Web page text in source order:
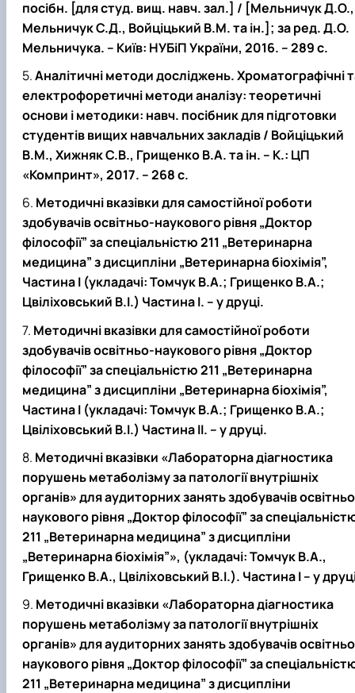
посібн. [для студ. вищ. навч. зал.] / [Мельничук Д.О.,
Мельничук С.Д., Войціцький В.М. та ін.]; за ред. Д.О.
Мельничука. – Київ: НУБіП України, 2016. – 289 с.
Аналітичні методи досліджень. Хроматографічні
електрофоретичні методи аналізу: теоретичні
основи і методики: навч. посібник для підготовки
студентів вищих навчальних закладів / Войціцький
В.М., Хижняк С.В., Грищенко В.А. та ін. – К.: ЦП
«Компринт», 2017. – 268 с.
Методичні вказівки для самостійної роботи
здобувачів освітньо-наукового рівня „Доктор
філософії” за спеціальністю 211 „Ветеринарна
медицина” з дисципліни „Ветеринарна біохімія”,
Частина I (укладачі: Томчук В.А.; Грищенко В.А.;
Цвіліховський В.І.) Частина I. – у друці.
Методичні вказівки для самостійної роботи
здобувачів освітньо-наукового рівня „Доктор
філософії” за спеціальністю 211 „Ветеринарна
медицина” з дисципліни „Ветеринарна біохімія”,
Частина I (укладачі: Томчук В.А.; Грищенко В.А.;
Цвіліховський В.І.) Частина II. – у друці.
Методичні вказівки «Лабораторна діагностика
порушень метаболізму за патології внутрішніх
органів» для аудиторних занять здобувачів
наукового рівня „Доктор філософії” за
211 „Ветеринарна медицина” з дисципліни
„Ветеринарна біохімія”», (укладачі: Томчук В.А.,
Грищенко В.А., Цвіліховський В.І.). Частина I – у
Методичні вказівки «Лабораторна діагностика
порушень метаболізму за патології внутрішніх
органів» для аудиторних занять здобувачів
наукового рівня „Доктор філософії” за
211 „Ветеринарна медицина” з дисципліни